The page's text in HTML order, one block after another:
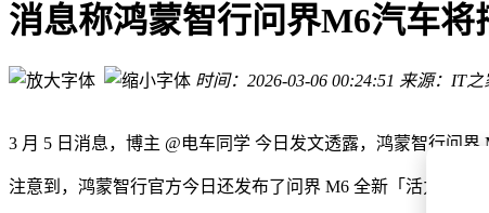
2025全球智能手机销量榜揭晓：苹果七席霸榜，iPhone 16系列
iQOO15 Ultra即将发布：2K三星珠峰屏领衔，多项顶级配置亮
Mate 80系列热销助力！华为1月中国手机市场份额跃居榜首达
iQOO 15 Ultra携2K三星珠峰屏来袭，高亮护眼性能强，游戏体
消息称鸿蒙智行问界M6汽车
时间：2026-03-06 00:24:51 来源：IT之
3 月 5 日消息，博主 @电车同学 今日发文透露，鸿蒙智行问
注意到，鸿蒙智行官方今日还发布了问界 M6 全新「活力橙」